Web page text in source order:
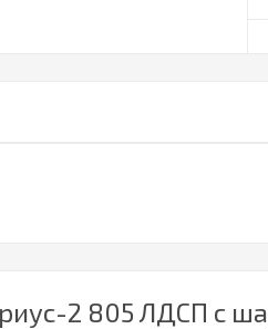
2 805 ЛДСП с